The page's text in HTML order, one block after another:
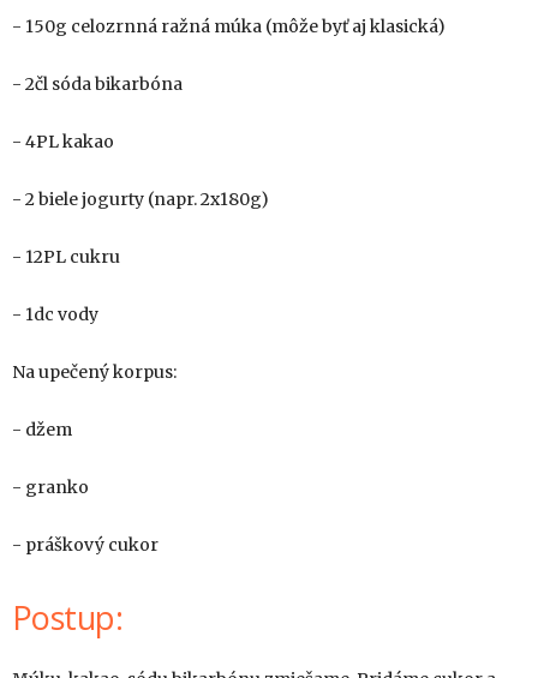
- 150g celozrnná ražná múka (môže byť aj klasická)
- 2čl sóda bikarbóna
- 4PL kakao
- 2 biele jogurty (napr. 2x180g)
- 12PL cukru
- 1dc vody
Na upečený korpus:
- džem
- granko
- práškový cukor
Postup: